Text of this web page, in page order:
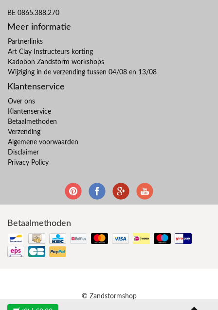
BE 0865.388.270
Meer informatie
Partnerlinks
Art Clay Instructeurs korting
Kadobon Zandstorm workshops
Wijziging in de verzending tussen 04/08 en 13/08
Klantenservice
Over ons
Klantenservice
Betaalmethoden
Verzending
Algemene voorwaarden
Disclaimer
Privacy Policy
Betaalmethoden
© Zandstormshop